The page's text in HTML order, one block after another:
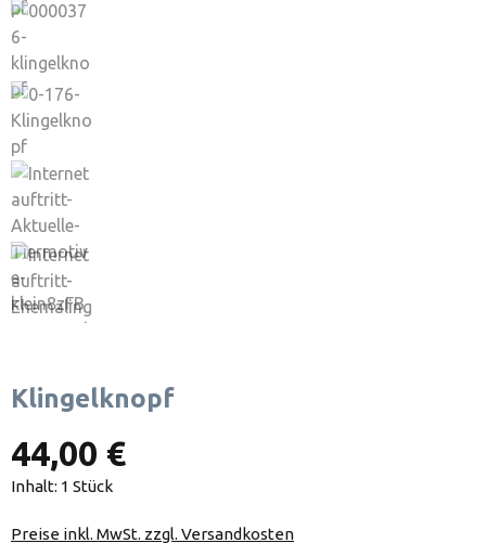
Klingelknopf
44,00 €
Inhalt: 1 Stück
Preise inkl. MwSt. zzgl. Versandkosten